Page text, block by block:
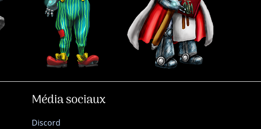
Média sociaux
Discord